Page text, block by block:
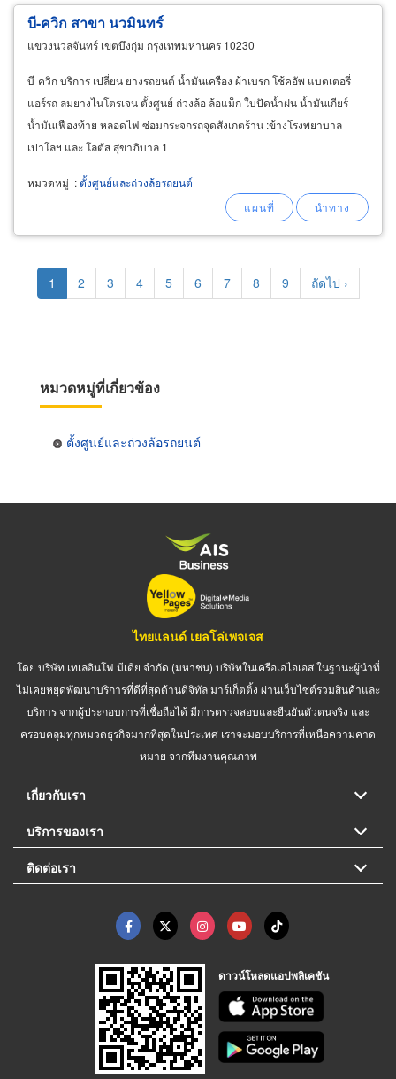
บี-ควิก สาขา นวมินทร์
แขวงนวลจันทร์ เขตบึงกุ่ม กรุงเทพมหานคร 10230
บี-ควิก บริการ เปลี่ยน ยางรถยนต์ น้ำมันเครือง ผ้าเบรก โช้คอัพ แบตเตอรี่
แอร์รถ ลมยางไนโตรเจน ตั้งศูนย์ ถ่วงล้อ ล้อแม็ก ใบปัดน้ำฝน น้ำมันเกียร์
น้ำมันเฟืองท้าย หลอดไฟ ซ่อมกระจกรถจุดสังเกตร้าน :ข้างโรงพยาบาล
เปาโลฯ และ โลตัส สุขาภิบาล 1
หมวดหมู่ :ตั้งศูนย์และถ่วงล้อรถยนต์
Pagination
Current
page
1 Page
2 Page
3 Page
4 Page
5 Page
6 Page
7 Page
8 Page
9
Next
page
ถัดไป ›
หมวดหมู่ที่เกี่ยวข้อง
ตั้งศูนย์และถ่วงล้อรถยนต์
ไทยแลนด์ เยลโล่เพจเจส
โดย บริษัท เทเลอินโฟ มีเดีย จำกัด (มหาชน) บริษัทในเครือเอไอเอส ในฐานะผู้นำที่
ไม่เคยหยุดพัฒนาบริการที่ดีที่สุดด้านดิจิทัล มาร์เก็ตติ้ง ผ่านเว็บไซต์รวมสินค้าและ
บริการ จากผู้ประกอบการที่เชื่อถือได้ มีการตรวจสอบและยืนยันตัวตนจริง และ
ครอบคลุมทุกหมวดธุรกิจมากที่สุดในประเทศ เราจะมอบบริการที่เหนือความคาด
หมาย จากทีมงานคุณภาพ
เกี่ยวกับเรา
บริการของเรา
ติดต่อเรา
ดาวน์โหลดแอปพลิเคชัน